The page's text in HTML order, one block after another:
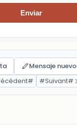
Enviar
Mensaje nuevo
#Suivant#